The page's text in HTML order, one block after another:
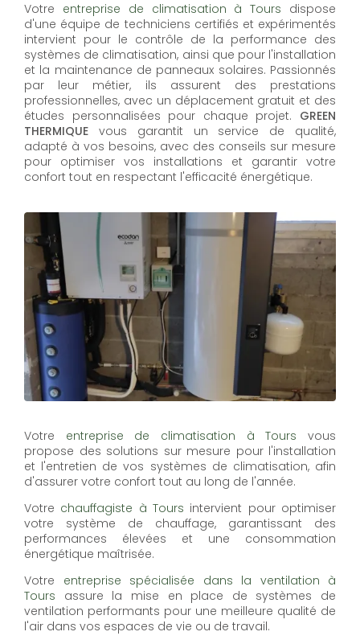
Votre entreprise de climatisation à Tours dispose
d'une équipe de techniciens certifiés et expérimentés
intervient pour le contrôle de la performance des
systèmes de climatisation, ainsi que pour l'installation
et la maintenance de panneaux solaires. Passionnés
par leur métier, ils assurent des prestations
professionnelles, avec un déplacement gratuit et des
études personnalisées pour chaque projet. GREEN
THERMIQUE vous garantit un service de qualité,
adapté à vos besoins, avec des conseils sur mesure
pour optimiser vos installations et garantir votre
confort tout en respectant l'efficacité énergétique.
Votre entreprise de climatisation à Tours vous
propose des solutions sur mesure pour l'installation
et l'entretien de vos systèmes de climatisation, afin
d'assurer votre confort tout au long de l'année.
Votre chauffagiste à Tours intervient pour optimiser
votre système de chauffage, garantissant des
performances élevées et une consommation
énergétique maîtrisée.
Votre entreprise spécialisée dans la ventilation à
Tours assure la mise en place de systèmes de
ventilation performants pour une meilleure qualité de
l'air dans vos espaces de vie ou de travail.